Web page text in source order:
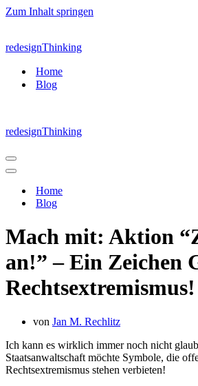
Zum Inhalt springen
redesignThinking
Home
Blog
redesignThinking
Navigations-
Menü
Navigations-
Home
Blog
Mach mit: Aktion
an!” – Ein Zeichen
Rechtsextremismus!
von Jan M. Rechlitz
Ich kann es wirklich immer noch nicht
Staatsanwaltschaft möchte Symbole, die
Rechtsextremismus stehen verbieten!